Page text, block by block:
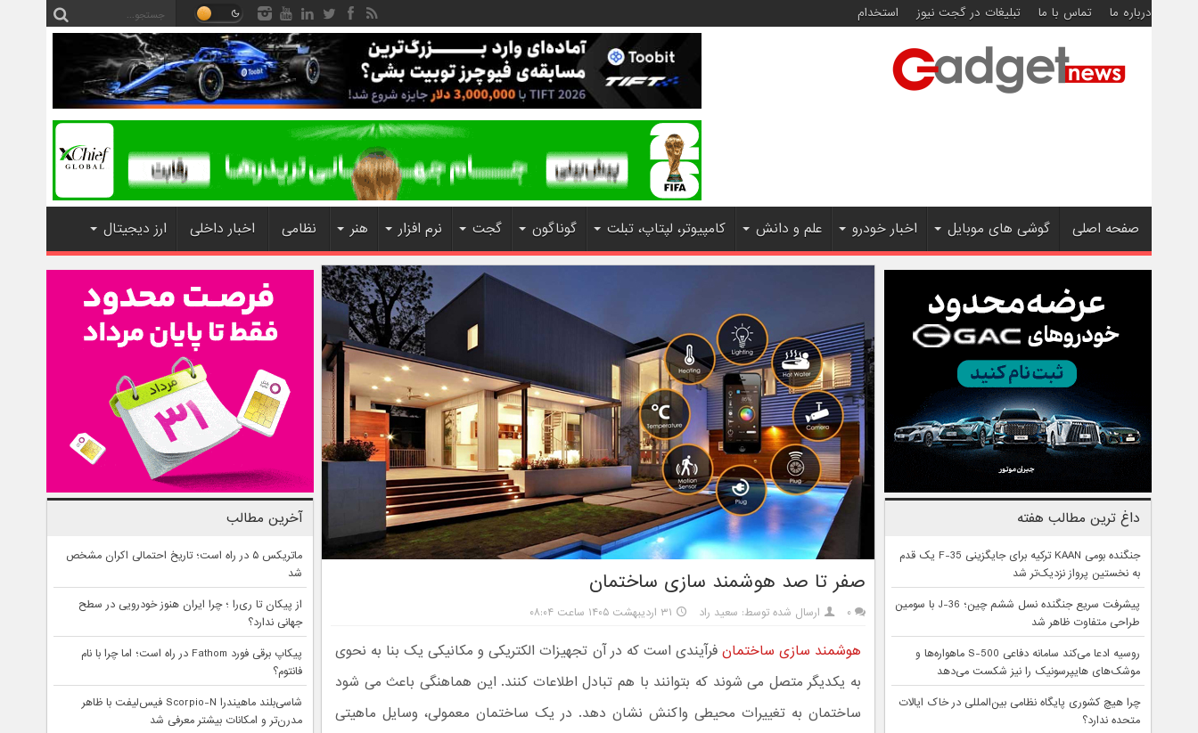
درباره ما تماس با ما تبلیغات در گجت نیوز استخدام
صفحه اصلی گوشی های موبایل اخبار خودرو علم و دانش کامپیوتر، لپتاپ، تبلت گوناگون گجت نرم افزار هنر نظامی اخبار داخلی ارز دیجیتال
صفر تا صد هوشمند سازی ساختمان
۰ ارسال شده توسط: سعید راد ۳۱ اردیبهشت ۱۴۰۵ ساعت ۰۸:۰۴
هوشمند سازی ساختمان فرآیندی است که در آن تجهیزات الکتریکی و مکانیکی یک بنا به نحوی
به یکدیگر متصل می شوند که بتوانند با هم تبادل اطلاعات کنند. این هماهنگی باعث می شود
ساختمان به تغییرات محیطی واکنش نشان دهد. در یک ساختمان معمولی، وسایل ماهیتی
داغ ترین مطالب هفته
جنگنده بومی KAAN ترکیه برای جایگزینی F-35 یک قدم
به نخستین پرواز نزدیک‌تر شد
پیشرفت سریع جنگنده نسل ششم چین؛ J-36 با سومین
طراحی متفاوت ظاهر شد
روسیه ادعا می‌کند سامانه دفاعی S-500 ماهواره‌ها و
موشک‌های هایپرسونیک را نیز شکست می‌دهد
چرا هیچ کشوری پایگاه نظامی بین‌المللی در خاک ایالات
متحده ندارد؟
آخرین مطالب
ماتریکس ۵ در راه است؛ تاریخ احتمالی اکران مشخص
شد
از پیکان تا ری‌را ؛ چرا ایران هنوز خودرویی در سطح
جهانی ندارد؟
پیکاپ برقی فورد Fathom در راه است؛ اما چرا با نام
فانتوم؟
شاسی‌بلند ماهیندرا Scorpio-N فیس‌لیفت با ظاهر
مدرن‌تر و امکانات بیشتر معرفی شد